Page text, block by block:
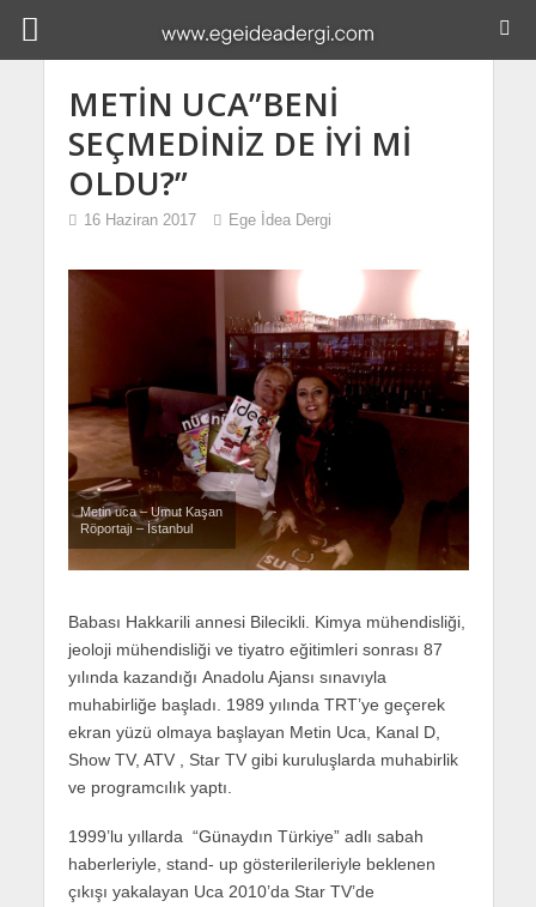
METİN UCA”BENİ
SEÇMEDİNİZ DE İYİ Mİ
OLDU?”
16 Haziran 2017 Ege İdea Dergi
Metin uca – Umut Kaşan
Röportajı – İstanbul
Babası Hakkarili annesi Bilecikli. Kimya mühendisliği,
jeoloji mühendisliği ve tiyatro eğitimleri sonrası 87
yılında kazandığı Anadolu Ajansı sınavıyla
muhabirliğe başladı. 1989 yılında TRT’ye geçerek
ekran yüzü olmaya başlayan Metin Uca, Kanal D,
Show TV, ATV , Star TV gibi kuruluşlarda muhabirlik
ve programcılık yaptı.
1999’lu yıllarda “Günaydın Türkiye” adlı sabah
haberleriyle, stand- up gösterilerileriyle beklenen
çıkışı yakalayan Uca 2010’da Star TV’de